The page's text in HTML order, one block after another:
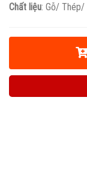
Chất liệu: Gỗ/